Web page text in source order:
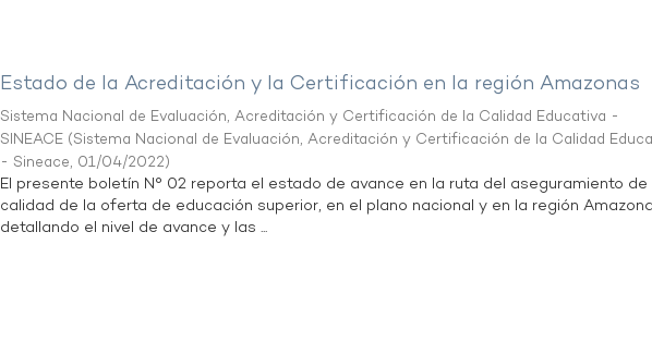
Estado de la Acreditación y la Certificación en la región Amazonas
Sistema Nacional de Evaluación, Acreditación y Certificación de la Calidad Educativa -
SINEACE (Sistema Nacional de Evaluación, Acreditación y Certificación de la Calidad
- Sineace, 01/04/2022)
El presente boletín N° 02 reporta el estado de avance en la ruta del aseguramiento de
calidad de la oferta de educación superior, en el plano nacional y en la región
detallando el nivel de avance y las ...